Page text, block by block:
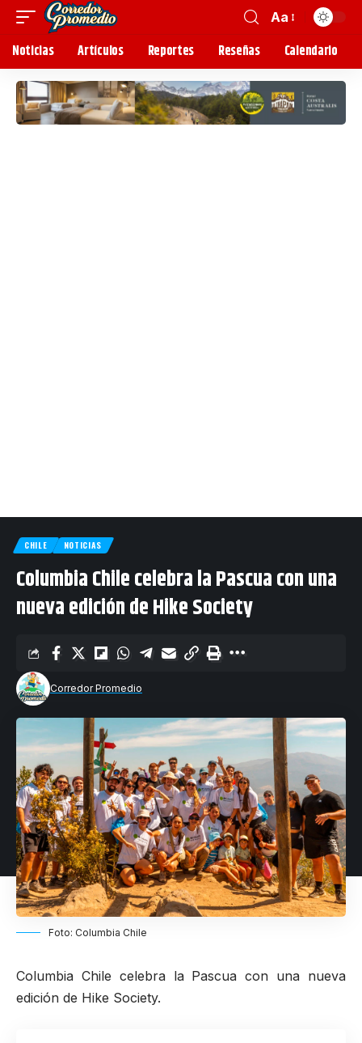
Aa
Noticias Artículos Reportes Reseñas Calendario
CHILE NOTICIAS
Columbia Chile celebra la Pascua con una
nueva edición de Hike Society
Corredor Promedio
Foto: Columbia Chile
Columbia Chile celebra la Pascua con una nueva
edición de Hike Society.